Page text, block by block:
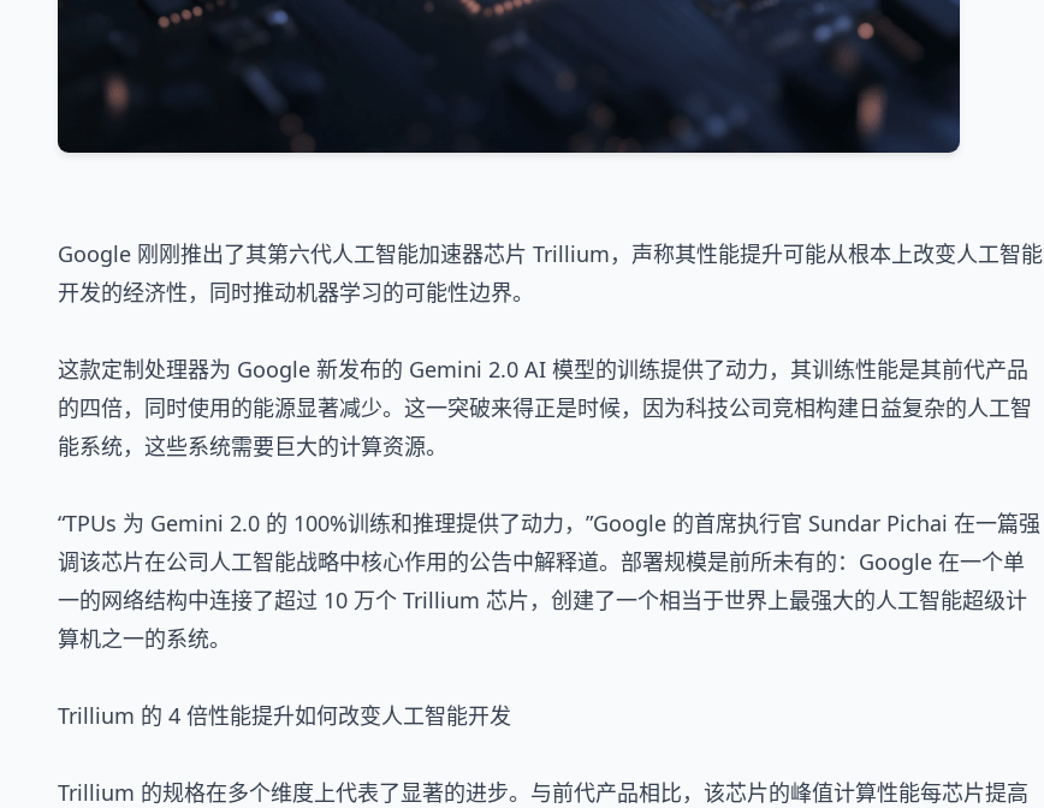
Google 刚刚推出了其第六代人工智能加速器芯片 Trillium，声称其性能提升可能从根本上改变人工智能
开发的经济性，同时推动机器学习的可能性边界。
这款定制处理器为 Google 新发布的 Gemini 2.0 AI 模型的训练提供了动力，其训练性能是其前代产品
的四倍，同时使用的能源显著减少。这一突破来得正是时候，因为科技公司竞相构建日益复杂的人工智
能系统，这些系统需要巨大的计算资源。
“TPUs 为 Gemini 2.0 的 100%训练和推理提供了动力，”Google 的首席执行官 Sundar Pichai 在一篇强
调该芯片在公司人工智能战略中核心作用的公告中解释道。部署规模是前所未有的：Google 在一个单
一的网络结构中连接了超过 10 万个 Trillium 芯片，创建了一个相当于世界上最强大的人工智能超级计
算机之一的系统。
Trillium 的 4 倍性能提升如何改变人工智能开发
Trillium 的规格在多个维度上代表了显著的进步。与前代产品相比，该芯片的峰值计算性能每芯片提高